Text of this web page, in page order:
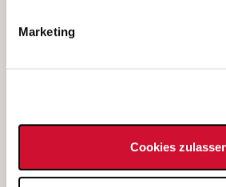
Marketing
Cookies
Bewerbung als Altenpflegehelfer*in
Bewerbung als Erzieher*in